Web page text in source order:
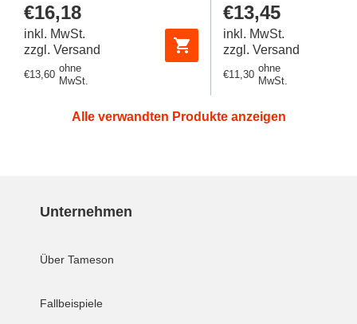
Regulärer
Preis
€16,18
inkl. MwSt.
zzgl. Versand
Regulärer
€13,60
ohne
MwSt.
Regulärer
Preis
€13,45
inkl. MwSt.
zzgl. Versand
Regulärer
€11,30
ohne
MwSt.
Alle verwandten Produkte anzeigen
Unternehmen
Über Tameson
Fallbeispiele